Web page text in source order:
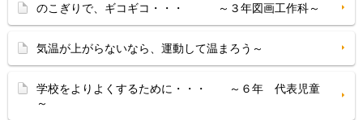
のこぎりで、ギコギコ・・・ ～３年図画工作科～
気温が上がらないなら、運動して温まろう～
学校をよりよくするために・・・ ～６年 代表児童
～